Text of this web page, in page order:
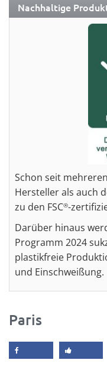
Nachhaltige
Schon seit
Hersteller als auch
zu den FSC®-
Darüber hinaus
Programm 2024
plastikfreie
und Einschweißung.
Paris